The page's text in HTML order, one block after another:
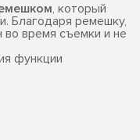
, который
Благодаря ремешку,
время съемки и не
функции